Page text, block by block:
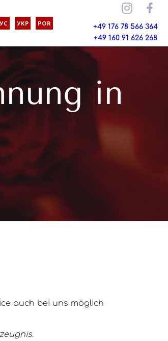
УКР POR
+49 176 78 566 364
+49 160 91 626 268
in
auch bei uns möglich
.